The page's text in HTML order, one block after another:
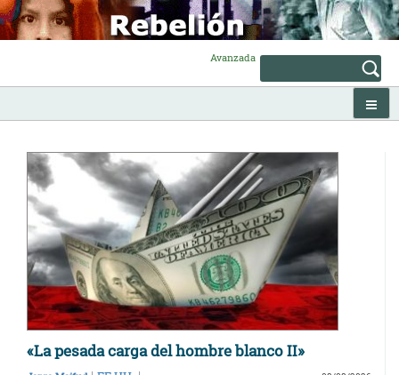
Skip
to
content
Avanzada
«La pesada carga del hombre blanco II»